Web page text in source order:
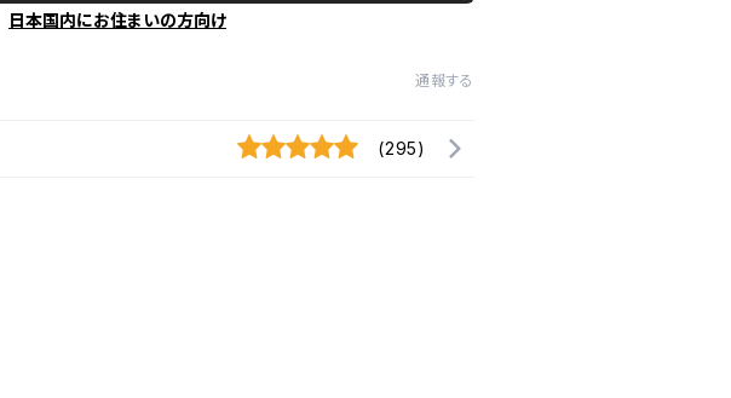
日本国内にお住まいの方向け
通報する
(295)